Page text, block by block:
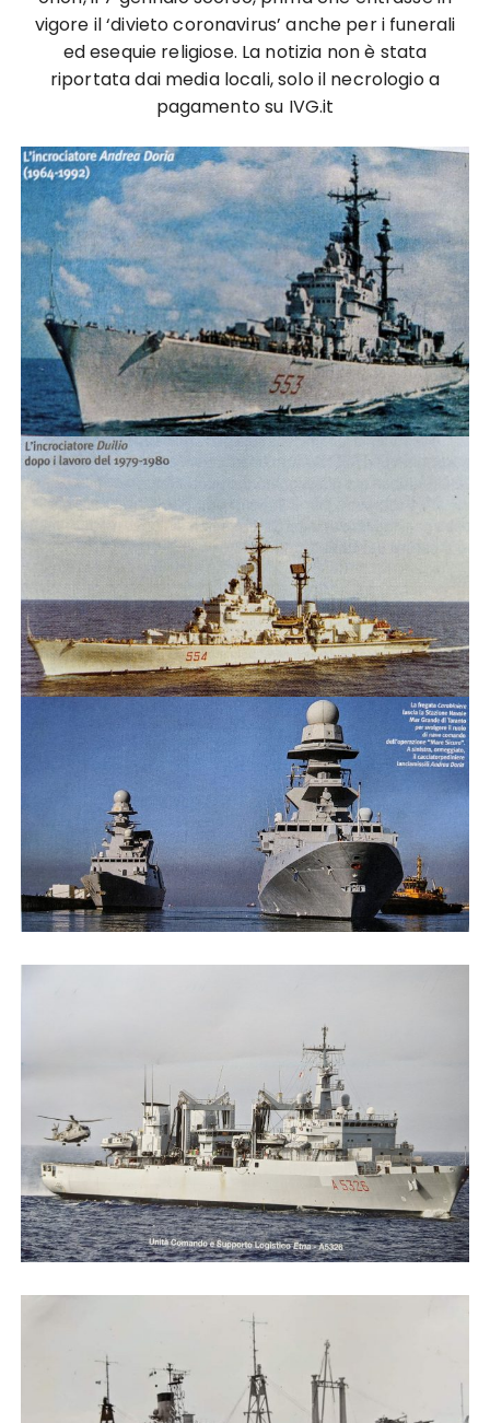
vigore il ‘divieto coronavirus’ anche per i funerali
ed esequie religiose. La notizia non è stata
riportata dai media locali, solo il necrologio a
pagamento su IVG.it